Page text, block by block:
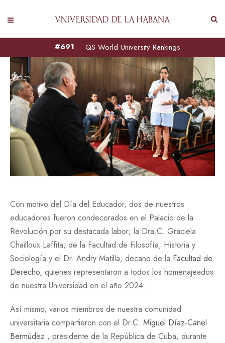
QS World University Rankings
#691
Con motivo del Día del Educador, dos de nuestros
educadores fueron condecorados en el Palacio de la
Revolución por su destacada labor; la Dra.C. Graciela
Chailloux Laffita, de la Facultad de Filosofía, Historia y
Sociología y el Dr. Andry Matilla, decano de la Facultad de
Derecho, quienes representaron a todos los homenajeados
de nuestra Universidad en el año 2024.
Así mismo, varios miembros de nuestra comunidad
universitaria compartieron con el Dr.C. Miguel Díaz-Canel
Bermúdez , presidente de la República de Cuba, durante